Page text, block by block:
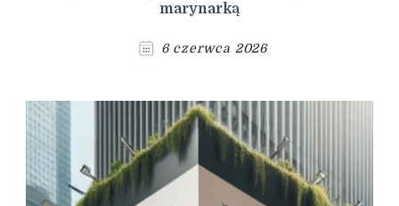
marynarką
6 czerwca 2026